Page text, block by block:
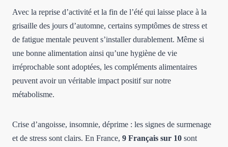
Avec la reprise d’activité et la fin de l’été qui laisse place à la
grisaille des jours d’automne, certains symptômes de stress et
de fatigue mentale peuvent s’installer durablement. Même si
une bonne alimentation ainsi qu’une hygiène de vie
irréprochable sont adoptées, les compléments alimentaires
peuvent avoir un véritable impact positif sur notre
métabolisme.
Crise d’angoisse, insomnie, déprime : les signes de surmenage
et de stress sont clairs. En France, 9 Français sur 10 sont